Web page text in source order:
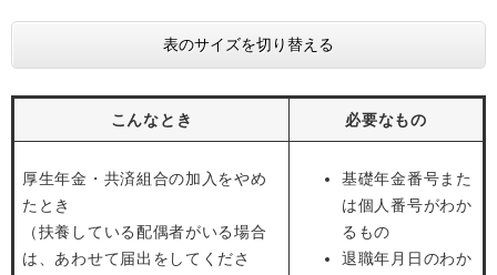
表のサイズを切り替える
こんなとき 必要なもの
厚生年金・共済組合の加入をやめ
たとき
（扶養している配偶者がいる場合
は、あわせて届出をしてくださ
基礎年金番号また
は個人番号がわか
るもの
退職年月日のわか